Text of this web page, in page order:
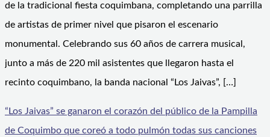
de la tradicional fiesta coquimbana, completando una parrilla
de artistas de primer nivel que pisaron el escenario
monumental. Celebrando sus 60 años de carrera musical,
junto a más de 220 mil asistentes que llegaron hasta el
recinto coquimbano, la banda nacional “Los Jaivas”, […]
“Los Jaivas” se ganaron el corazón del público de la Pampilla
de Coquimbo que coreó a todo pulmón todas sus canciones